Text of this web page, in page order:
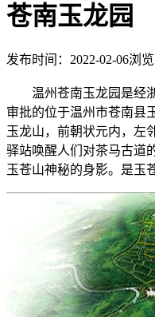
苍南玉龙园
发布时间：2022-02-06浏览
温州苍南玉龙园是经浙
审批的位于温州市苍南县
玉龙山，前朝状元内，左
驿站唤醒人们对茶马古道
玉苍山神秘的身影。是玉